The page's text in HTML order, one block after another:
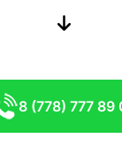
8 (778) 777 89